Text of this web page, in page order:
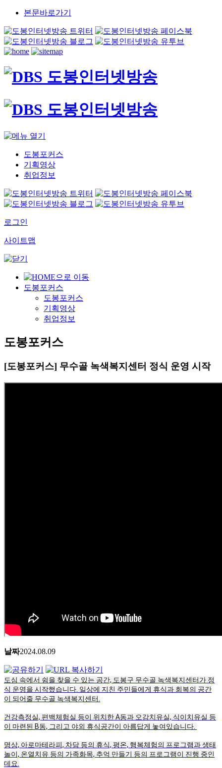
본문바로가기
도봉포커스
기획영상
취업정보
로그인
사이트맵
도봉포커스
도봉포커스
기획영상
취업정보
도봉포커스
[도봉포커스] 무수골 녹색복지센터 정식 운영 시작
날짜2024.08.09
도심 속에서 쉼을 찾을 수 있는 공간, 도봉구 무수골 녹색복지센터가 정
식 운영을 시작했습니다. 일상에 지친 주민들에게 휴식과 회복의 공간
이 되어줄 무수골 녹색복지센터.
건강측정실, 편백체험실 등이 위치한 A동과 오감치유실, 식이치유실 등
이 마련된 B동, 그리고 야외 휴식공간이 아름답게 놓여있습니다.
명상, 아로마테라피, 차담 등의 휴식, 평온, 행복체험의 프로그램과 생태
놀이, 온열치유 등의 가족화목, 추억 만들기 등의 프로그램이 진행 중인
데요.